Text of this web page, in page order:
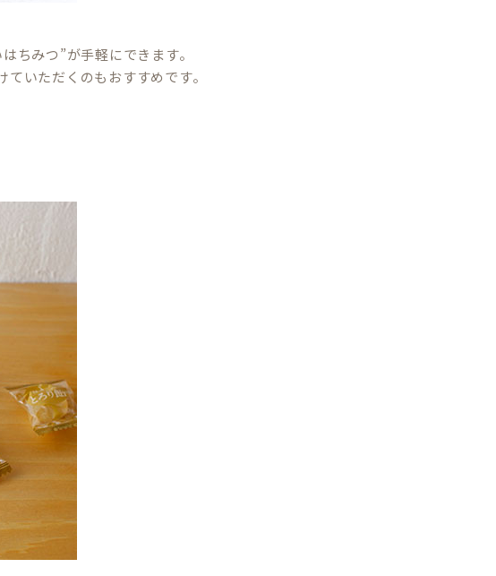
ちみつ”が手軽にできます。
いただくのもおすすめです。